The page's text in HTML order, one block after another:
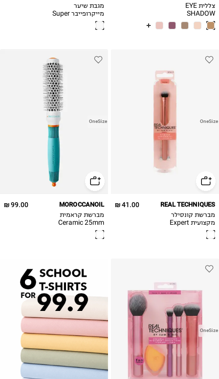
צללית EYE
SHADOW
מגבת שיער
מייקרופייבר Super
absorbing micro-
fiber head towel
OneSize
41.00 ₪ REAL TECHNIQUES
מברשת קונסילר
מקצועית Expert
Concealer Brush
OneSize
99.00 ₪ MOROCCANOIL
מברשת קראמית
Ceramic 25mm
round brush
OneSize